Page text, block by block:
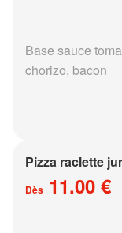
Base sauce
chorizo, bacon
Pizza raclette
Dès 11.00 €